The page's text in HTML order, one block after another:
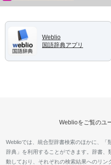
Weblio
国語辞典アプリ
Weblioをご覧のユ
Weblioでは、統合型辞書検索のほかに、
辞典」を利用することができます。辞書
動しており、それぞれの検索結果へのリ